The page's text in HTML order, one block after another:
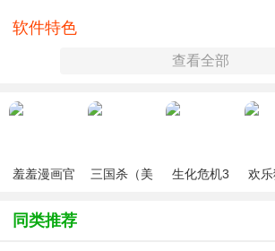
软件特色
1、将手机相册中的所有图片同步到软件
2、软件也可帮助用户存储各种重要的电
3、支持加密管理服务，可对指定的重要
查看全部
羞羞漫画官
三国杀（美
生化危机3
欢
同类推荐